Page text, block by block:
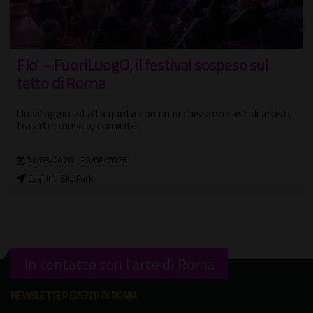
Flo' – FuoriLuogO, il festival sospeso sul
tetto di Roma
Un villaggio ad alta quota con un ricchissimo cast di artisti,
tra arte, musica, comicità
01/08/2026 - 30/08/2026
Casilino Sky Park
In contatto con l'arte di Roma